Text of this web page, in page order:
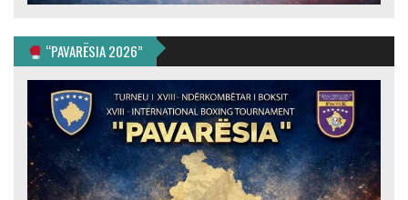
“PAVARËSIA 2026”